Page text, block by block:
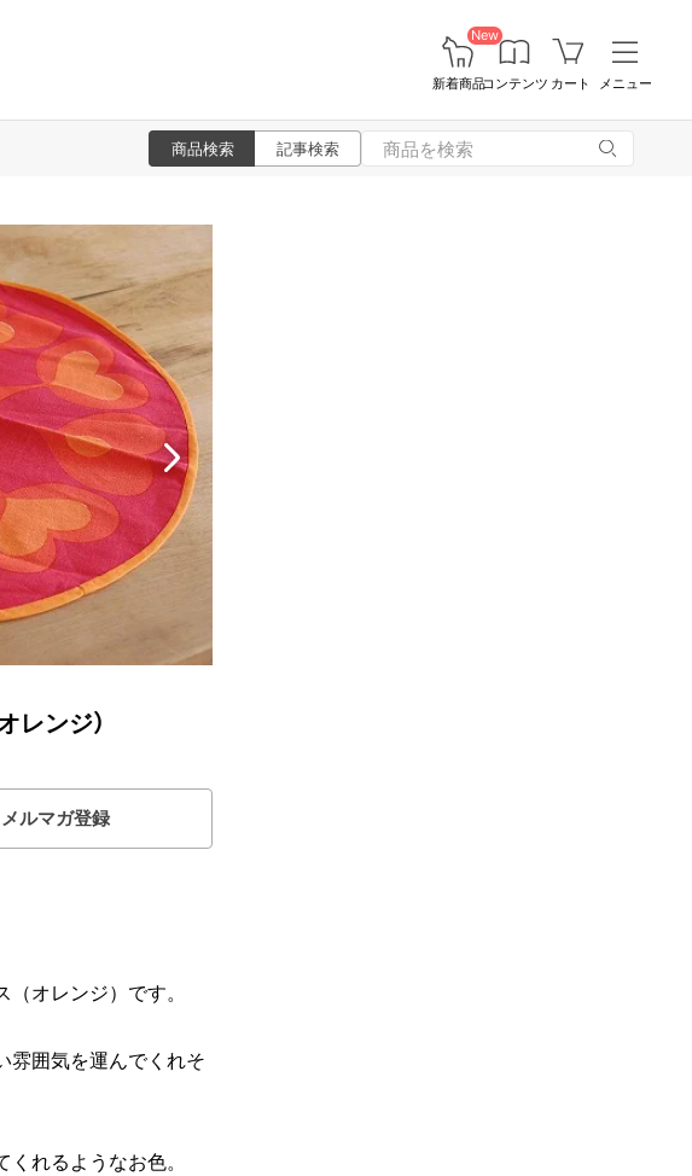
New
新着商品コンテンツ カート メニュー
商品検索 記事検索
レンジ）
メルマガ登録
オレンジ）です。
雰囲気を運んでくれそ
れるようなお色。